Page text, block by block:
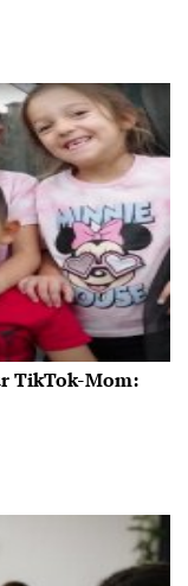
TikTok-Mom: